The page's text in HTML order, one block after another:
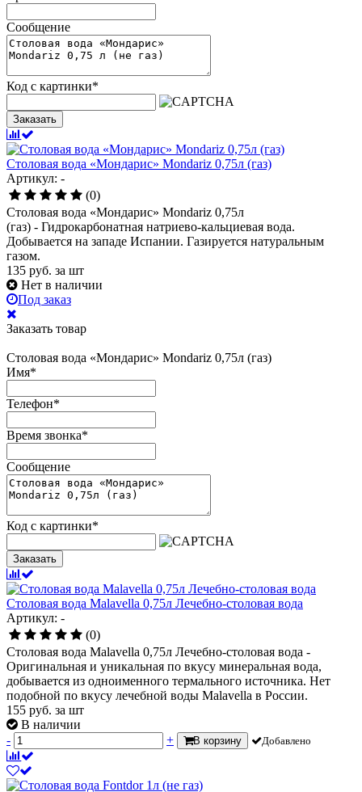
Сообщение
Код с картинки*
Заказать
Столовая вода «Мондарис» Mondariz 0,75л (газ)
Артикул: -
(0)
Столовая вода «Мондарис» Mondariz 0,75л
(газ) - Гидрокарбонатная натриево-кальциевая вода.
Добывается на западе Испании. Газируется натуральным
газом.
135 руб. за шт
Нет в наличии
Под заказ
Заказать товар
Столовая вода «Мондарис» Mondariz 0,75л (газ)
Имя*
Телефон*
Время звонка*
Сообщение
Код с картинки*
Заказать
Столовая вода Malavella 0,75л Лечебно-столовая вода
Артикул: -
(0)
Столовая вода Malavella 0,75л Лечебно-столовая вода -
Оригинальная и уникальная по вкусу минеральная вода,
добывается из одноименного термального источника. Нет
подобной по вкусу лечебной воды Malavella в России.
155 руб. за шт
В наличии
-
+ В корзину Добавлено